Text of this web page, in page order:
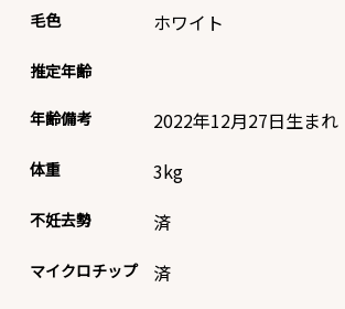
毛色 ホワイト
推定年齢
年齢備考 2022年12月27日生まれ
体重 3kg
不妊去勢 済
マイクロチップ 済